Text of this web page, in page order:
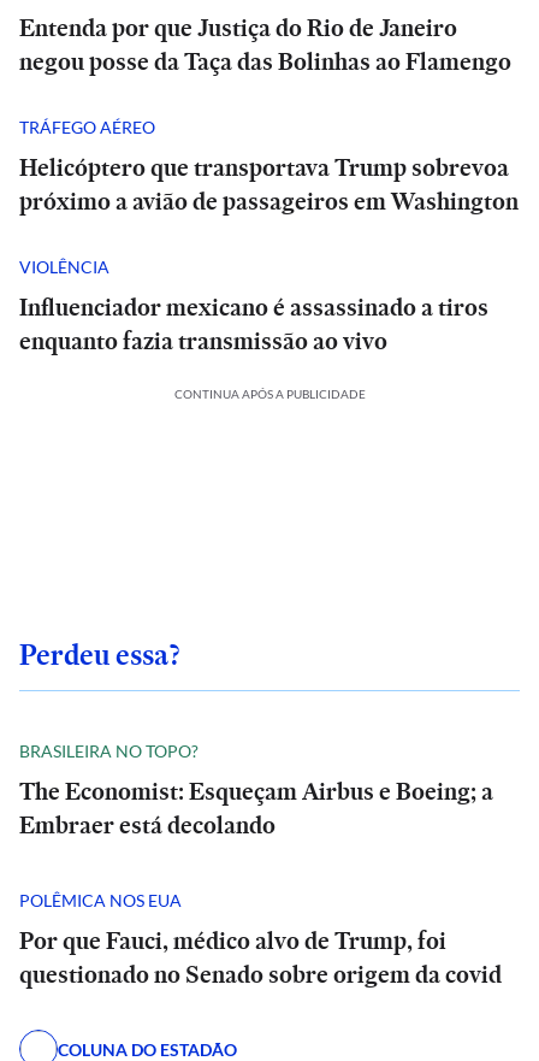
Entenda por que Justiça do Rio de Janeiro
negou posse da Taça das Bolinhas ao Flamengo
TRÁFEGO AÉREO
Helicóptero que transportava Trump sobrevoa
próximo a avião de passageiros em Washington
VIOLÊNCIA
Influenciador mexicano é assassinado a tiros
enquanto fazia transmissão ao vivo
CONTINUA APÓS A PUBLICIDADE
Perdeu essa?
BRASILEIRA NO TOPO?
The Economist: Esqueçam Airbus e Boeing; a
Embraer está decolando
POLÊMICA NOS EUA
Por que Fauci, médico alvo de Trump, foi
questionado no Senado sobre origem da covid
COLUNA DO ESTADÃO